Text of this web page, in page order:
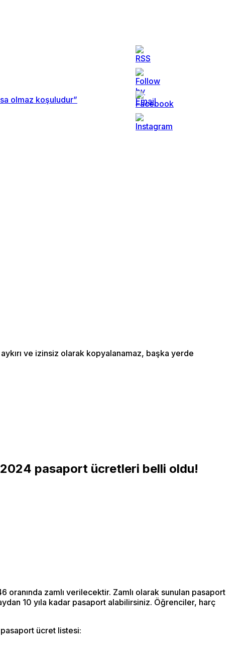
olmaz koşuludur”
ve izinsiz olarak kopyalanamaz, başka yerde
pasaport ücretleri belli oldu!
oranında zamlı verilecektir. Zamlı olarak sunulan pasaport
10 yıla kadar pasaport alabilirsiniz. Öğrenciler, harç
ücret listesi: